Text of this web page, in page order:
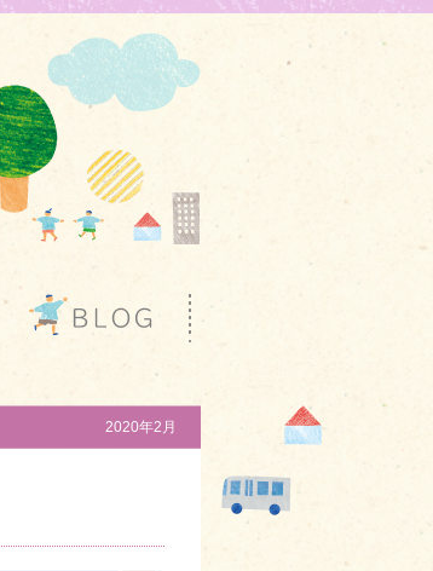
2020年2月